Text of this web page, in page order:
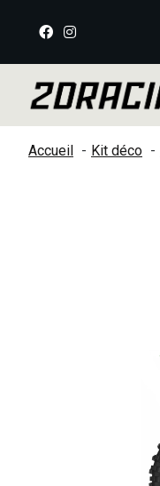
Accueil Kit déco